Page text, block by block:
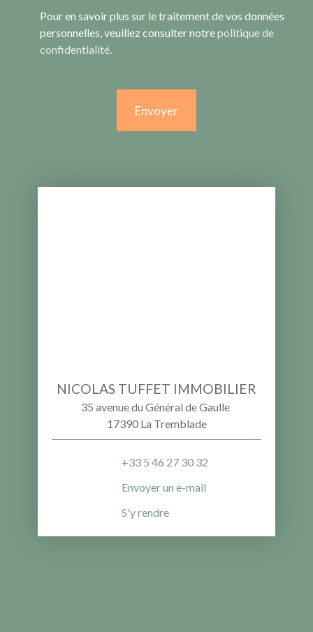
Pour en savoir plus sur le traitement de vos données
personnelles, veuillez consulter notrepolitique de
confidentialité.
Envoyer
NICOLAS TUFFET IMMOBILIER
35 avenue du Général de Gaulle
17390 La Tremblade
+33 5 46 27 30 32
Envoyer un e-mail
S'y rendre